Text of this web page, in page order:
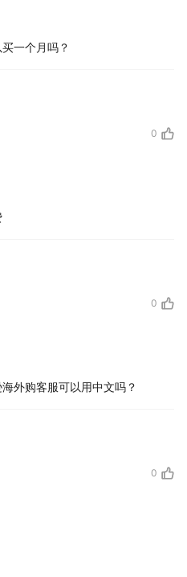
一个月吗？
0
0
外购客服可以用中文吗？
0